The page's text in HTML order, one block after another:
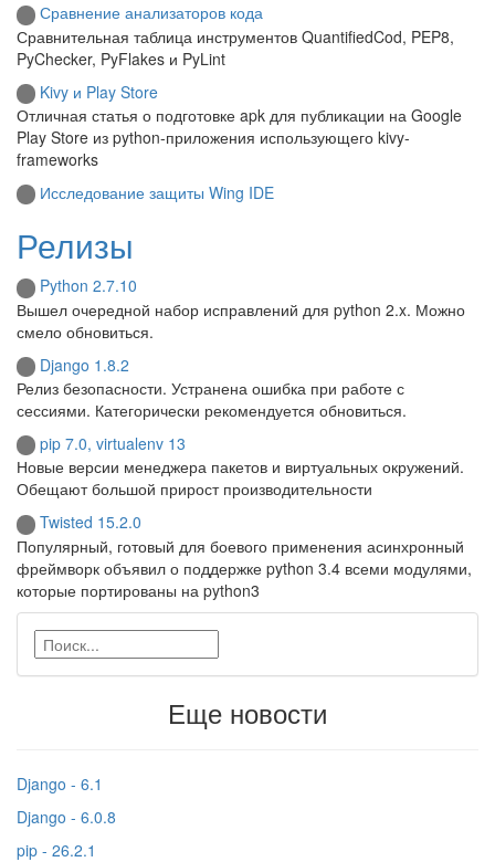
Сравнение анализаторов кода
Сравнительная таблица инструментов QuantifiedCod, PEP8,
PyChecker, PyFlakes и PyLint
Kivy и Play Store
Отличная статья о подготовке apk для публикации на Google
Play Store из python-приложения использующего kivy-
frameworks
Исследование защиты Wing IDE
Релизы
Python 2.7.10
Вышел очередной набор исправлений для python 2.x. Можно
смело обновиться.
Django 1.8.2
Релиз безопасности. Устранена ошибка при работе с
сессиями. Категорически рекомендуется обновиться.
pip 7.0, virtualenv 13
Новые версии менеджера пакетов и виртуальных окружений.
Обещают большой прирост производительности
Twisted 15.2.0
Популярный, готовый для боевого применения асинхронный
фреймворк объявил о поддержке python 3.4 всеми модулями,
которые портированы на python3
Еще новости
Django - 6.1
Django - 6.0.8
pip - 26.2.1